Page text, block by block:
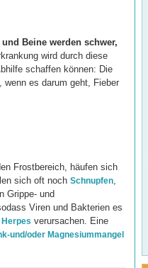
Beine werden schwer,
wird durch diese
schaffen können: Die
es darum geht, Fieber
Frostbereich, häufen sich
sich oft nochSchnupfen
Grippe- und
Viren und Bakterien es
Herpes verursachen. Eine
und/oder Magnesiummangel